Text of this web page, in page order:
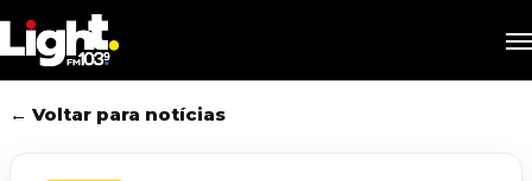
to
main
content
← Voltar para notícias